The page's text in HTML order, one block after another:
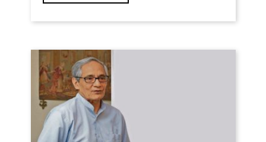
tomar acción o […]